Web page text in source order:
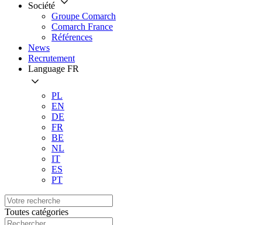
Société
Groupe Comarch
Comarch France
Références
News
Recrutement
Language FR
PL
EN
DE
FR
BE
NL
IT
ES
PT
Toutes catégories